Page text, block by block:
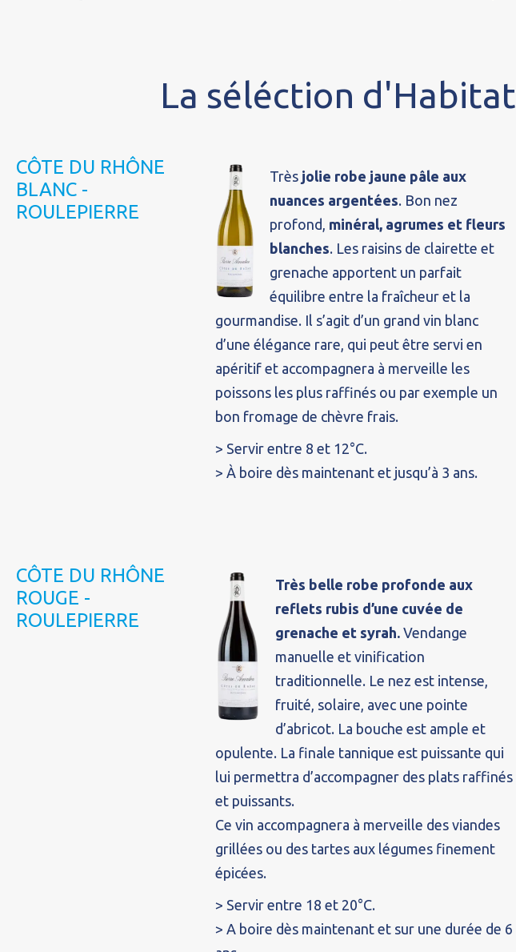
La séléction
CÔTE DU RHÔNE
BLANC -
ROULEPIERRE
Très jolie robe jaune pâle aux
nuances argentées. Bon nez
profond, minéral, agrumes et fleurs
blanches. Les raisins de clairette et
grenache apportent un parfait
équilibre entre la fraîcheur et la
gourmandise. Il s’agit d’un grand vin blanc
d’une élégance rare, qui peut être servi en
apéritif et accompagnera à merveille les
poissons les plus raffinés ou par exemple un
bon fromage de chèvre frais.
> Servir entre 8 et 12°C.
> À boire dès maintenant et jusqu’à 3 ans.
CÔTE DU RHÔNE
ROUGE -
ROULEPIERRE
Très belle robe profonde aux
reflets rubis d’une cuvée de
grenache et syrah.Vendange
manuelle et vinification
traditionnelle. Le nez est intense,
fruité, solaire, avec une pointe
d’abricot. La bouche est ample et
opulente. La finale tannique est puissante qui
lui permettra d’accompagner des plats raffinés
et puissants.
Ce vin accompagnera à merveille des viandes
grillées ou des tartes aux légumes finement
épicées.
> Servir entre 18 et 20°C.
> A boire dès maintenant et sur une durée de 6